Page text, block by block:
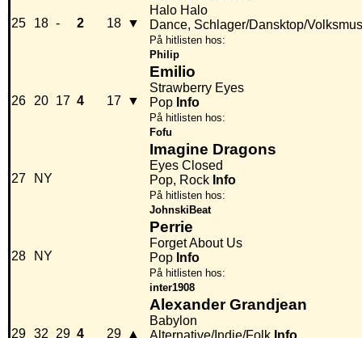
25 18 - 2 18 ▼
Halo Halo
Dance, Schlager/Dansktop/
På hitlisten hos:
Philip
26 20 17 4 17 ▼
Emilio
Strawberry Eyes
Pop Info
På hitlisten hos:
Fofu
27 NY
Imagine Dragons
Eyes Closed
Pop, Rock Info
På hitlisten hos:
JohnskiBeat
28 NY
Perrie
Forget About Us
Pop Info
På hitlisten hos:
inter1908
29 32 29 4 29 ▲
Alexander Grandjean
Babylon